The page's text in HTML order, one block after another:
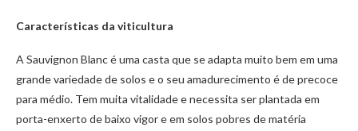
Características da viticultura
A Sauvignon Blanc é uma casta que se adapta muito bem em uma
grande variedade de solos e o seu amadurecimento é de precoce
para médio. Tem muita vitalidade e necessita ser plantada em
porta-enxerto de baixo vigor e em solos pobres de matéria